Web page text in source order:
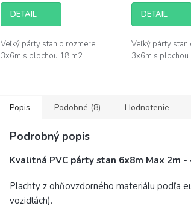
DETAIL
Veľký párty stan o rozmere
3x6m s plochou 18 m2.
DETAIL
Veľký párty stan
3x6m s plochou
Popis Podobné (8) Hodnotenie
Podrobný popis
Kvalitná PVC párty stan 6x8m Max 2m -
Plachty z ohňovzdorného materiálu podľa
vozidlách).